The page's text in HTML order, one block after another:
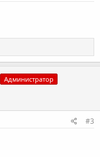
Администратор
#3